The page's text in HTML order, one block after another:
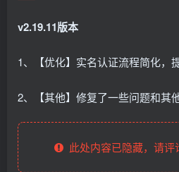
v2.19.11版本
1、【优化】实名认证流程简化，
2、【其他】修复了一些问题和其
此处内容已隐藏，请评